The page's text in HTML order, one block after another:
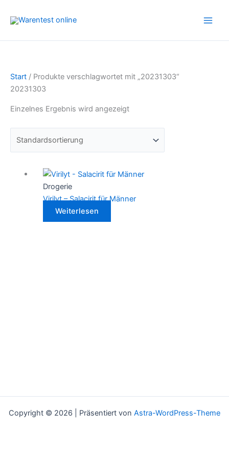
Inhalt
Start / Produkte verschlagwortet mit „20231303“
20231303
Einzelnes Ergebnis wird angezeigt
Drogerie
Virilyt – Salacirit für Männer
Weiterlesen
Copyright © 2026 | Präsentiert von Astra-WordPress-Theme